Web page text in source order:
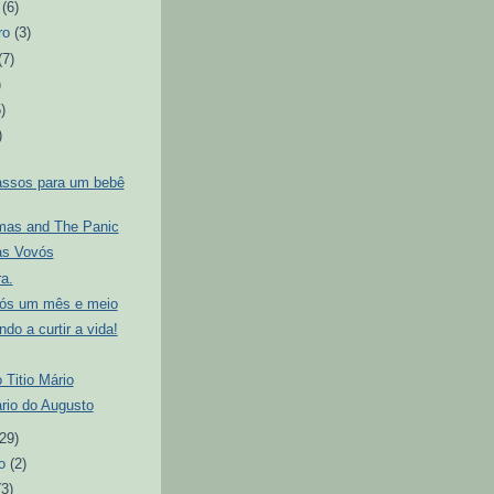
(6)
(3)
para um bebê
and The Panic
Vovós
um mês e meio
a curtir a vida!
Titio Mário
do Augusto
(2)